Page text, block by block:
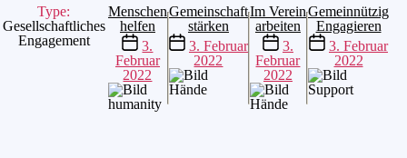
Type:
Gesellschaftliches
Engagement
Menschen
helfen
Beitragsdatum
3.
Februar
2022
Gemeinschaft
stärken
Beitragsdatum
3. Februar
2022
Im Verein
arbeiten
Beitragsdatum
3.
Februar
2022
Gemeinnützig
Engagieren
Beitragsdatum
3. Februar
2022